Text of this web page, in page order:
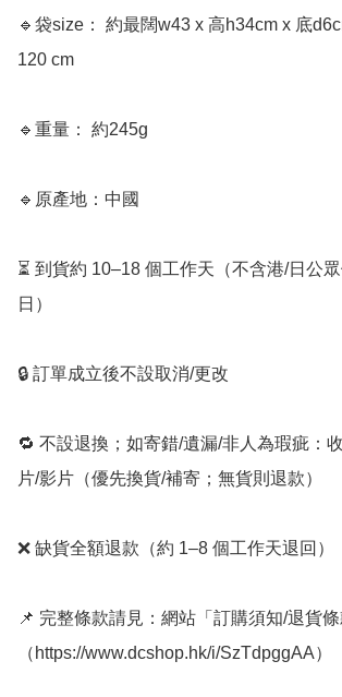
🔹袋size： 約最闊w43 x 高h34cm x 底
120 cm
🔹重量： 約245g
🔹原產地：中國
⏳ 到貨約 10–18 個工作天（不含港/日公
日）
🔒 訂單成立後不設取消/更改
🔁 不設退換；如寄錯/遺漏/非人為瑕疵：
片/影片（優先換貨/補寄；無貨則退款）
❌ 缺貨全額退款（約 1–8 個工作天退回）
📌 完整條款請見：網站「訂購須知/退貨條
（https://www.dcshop.hk/i/SzTdpggAA）